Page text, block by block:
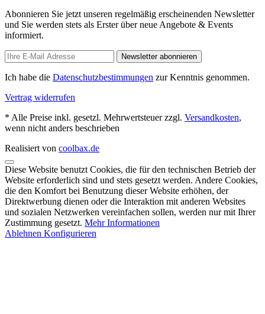
Abonnieren Sie jetzt unseren regelmäßig erscheinenden Newsletter
und Sie werden stets als Erster über neue Angebote & Events
informiert.
Newsletter abonnieren
Ich habe die Datenschutzbestimmungen zur Kenntnis genommen.
Vertrag widerrufen
* Alle Preise inkl. gesetzl. Mehrwertsteuer zzgl. Versandkosten,
wenn nicht anders beschrieben
Realisiert von coolbax.de
Diese Website benutzt Cookies, die für den technischen Betrieb der
Website erforderlich sind und stets gesetzt werden. Andere Cookies,
die den Komfort bei Benutzung dieser Website erhöhen, der
Direktwerbung dienen oder die Interaktion mit anderen Websites
und sozialen Netzwerken vereinfachen sollen, werden nur mit Ihrer
Zustimmung gesetzt. Mehr Informationen
Ablehnen Konfigurieren